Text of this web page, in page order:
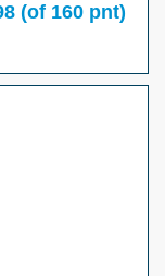
(of 160 pnt)